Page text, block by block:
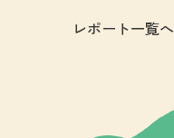
レポート一覧へ